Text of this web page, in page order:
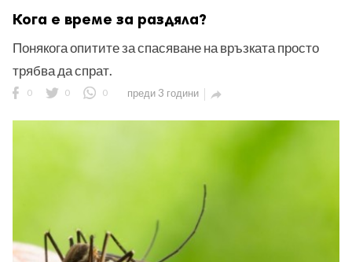
Кога е време за раздяла?
Понякога опитите за спасяване на връзката просто
трябва да спрат.
0 0 0 преди 3 години 